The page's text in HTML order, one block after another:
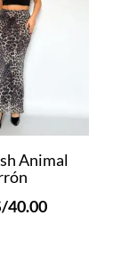
Animal
40.00El